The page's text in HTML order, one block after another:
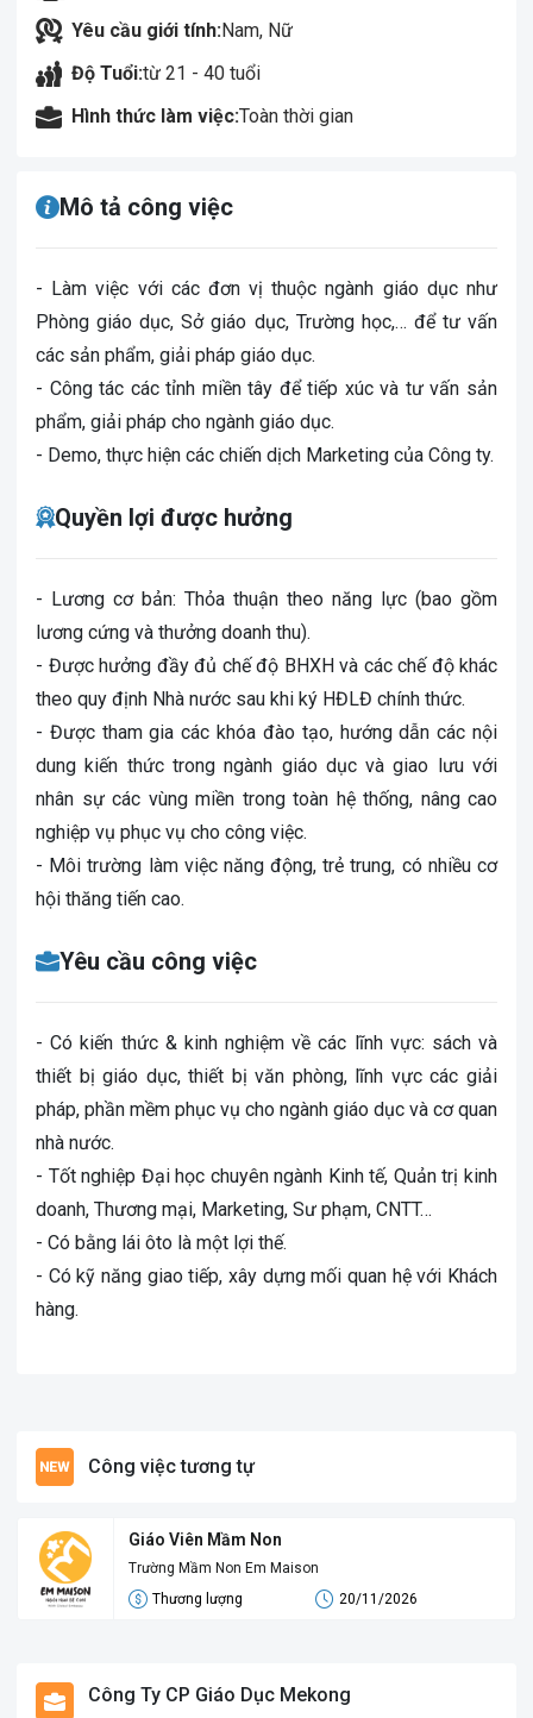
Yêu cầu giới tính:Nam, Nữ
Độ Tuổi:từ 21 - 40 tuổi
Hình thức làm việc:Toàn thời gian
Mô tả công việc
- Làm việc với các đơn vị thuộc ngành giáo dục như
Phòng giáo dục, Sở giáo dục, Trường học,… để tư vấn
các sản phẩm, giải pháp giáo dục.
- Công tác các tỉnh miền tây để tiếp xúc và tư vấn sản
phẩm, giải pháp cho ngành giáo dục.
- Demo, thực hiện các chiến dịch Marketing của Công ty.
Quyền lợi được hưởng
- Lương cơ bản: Thỏa thuận theo năng lực (bao gồm
lương cứng và thưởng doanh thu).
- Được hưởng đầy đủ chế độ BHXH và các chế độ khác
theo quy định Nhà nước sau khi ký HĐLĐ chính thức.
- Được tham gia các khóa đào tạo, hướng dẫn các nội
dung kiến thức trong ngành giáo dục và giao lưu với
nhân sự các vùng miền trong toàn hệ thống, nâng cao
nghiệp vụ phục vụ cho công việc.
- Môi trường làm việc năng động, trẻ trung, có nhiều cơ
hội thăng tiến cao.
Yêu cầu công việc
- Có kiến thức & kinh nghiệm về các lĩnh vực: sách và
thiết bị giáo dục, thiết bị văn phòng, lĩnh vực các giải
pháp, phần mềm phục vụ cho ngành giáo dục và cơ quan
nhà nước.
- Tốt nghiệp Đại học chuyên ngành Kinh tế, Quản trị kinh
doanh, Thương mại, Marketing, Sư phạm, CNTT…
- Có bằng lái ôto là một lợi thế.
- Có kỹ năng giao tiếp, xây dựng mối quan hệ với Khách
hàng.
Công việc tương tự
Giáo Viên Mầm Non
Trường Mầm Non Em Maison
Thương lượng
20/11/2026
Công Ty CP Giáo Dục Mekong